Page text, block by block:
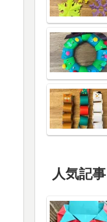
人気記事